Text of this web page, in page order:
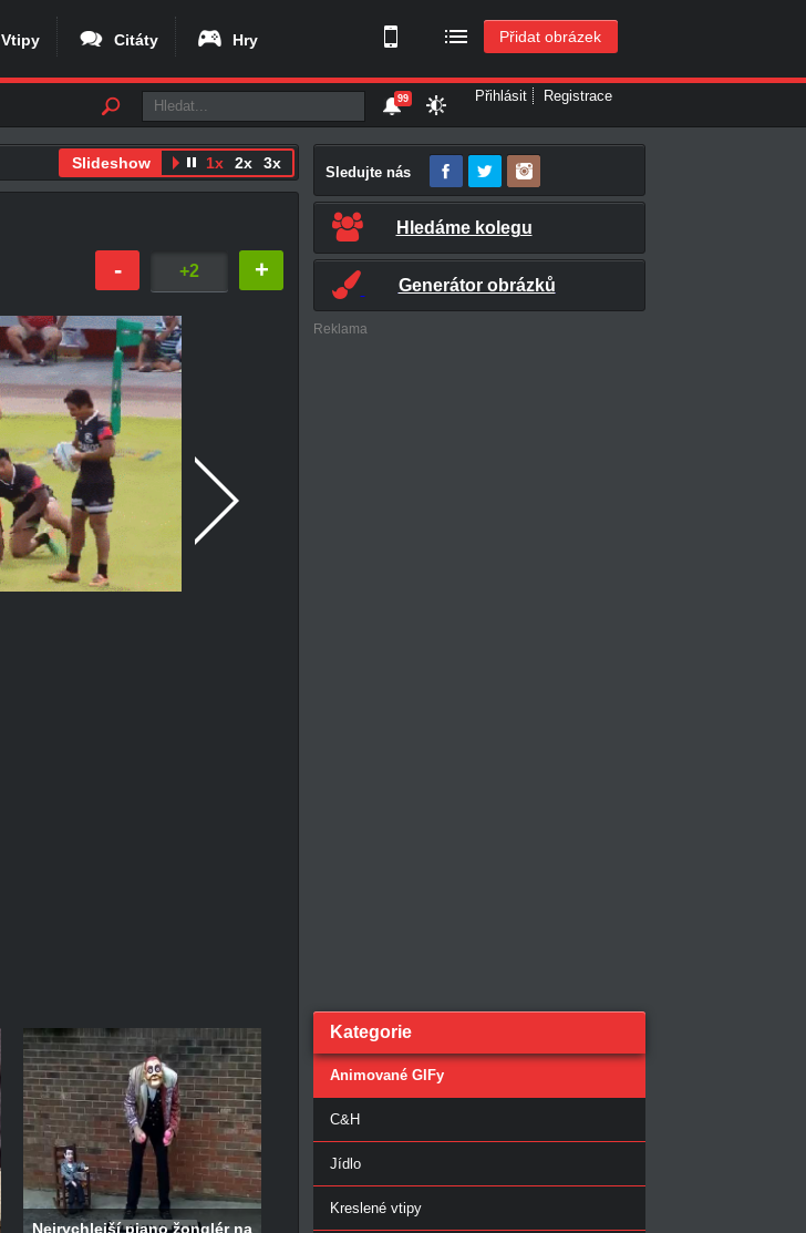
Vtipy Citáty Hry Přidat obrázek
Přihlásit Registrace
99
Slideshow 1x 2x 3x
- +2 +
Nejrychlejší piano žonglér na
Sledujte nás
Hledáme kolegu
Generátor obrázků
Reklama
Kategorie
Animované GIFy
C&H
Jídlo
Kreslené vtipy